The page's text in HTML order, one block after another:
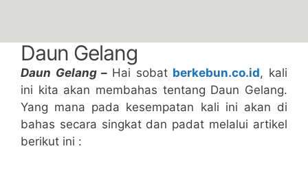
Daun Gelang
Daun Gelang – Hai sobat berkebun.co.id, kali
ini kita akan membahas tentang Daun Gelang.
Yang mana pada kesempatan kali ini akan di
bahas secara singkat dan padat melalui artikel
berikut ini :